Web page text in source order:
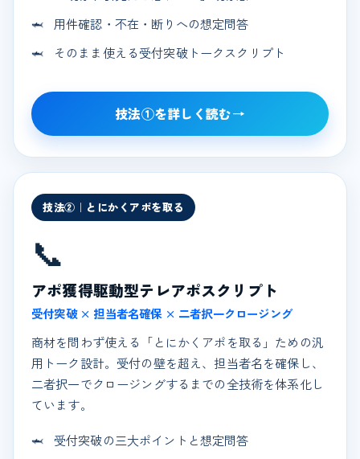
用件確認・不在・断りへの想定問答
そのまま使える受付突破トークスクリプト
技法①を詳しく読む→
技法②｜とにかくアポを取る
📞
アポ獲得駆動型テレアポスクリプト
受付突破 × 担当者名確保 × 二者択一クロージング
商材を問わず使える「とにかくアポを取る」ための汎
用トーク設計。受付の壁を超え、担当者名を確保し、
二者択一でクロージングするまでの全技術を体系化し
ています。
受付突破の三大ポイントと想定問答